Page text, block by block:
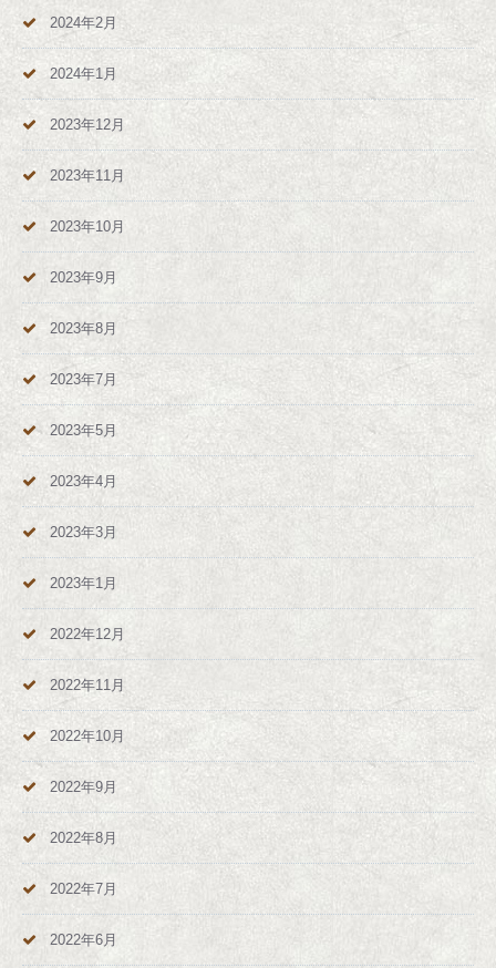
2024年2月
2024年1月
2023年12月
2023年11月
2023年10月
2023年9月
2023年8月
2023年7月
2023年5月
2023年4月
2023年3月
2023年1月
2022年12月
2022年11月
2022年10月
2022年9月
2022年8月
2022年7月
2022年6月